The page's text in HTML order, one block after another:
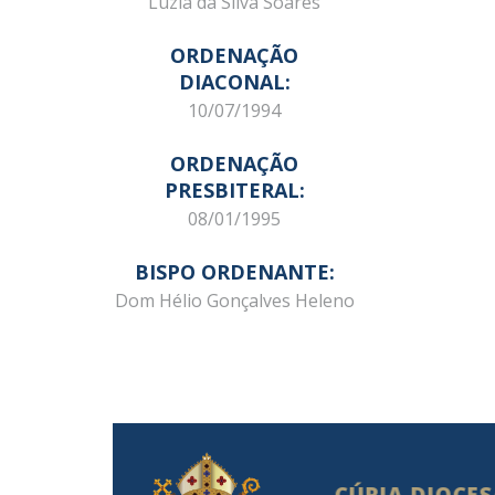
ORDENAÇÃO
DIACONAL:
10/07/1994
ORDENAÇÃO
PRESBITERAL:
08/01/1995
BISPO ORDENANTE:
Dom Hélio Gonçalves Heleno